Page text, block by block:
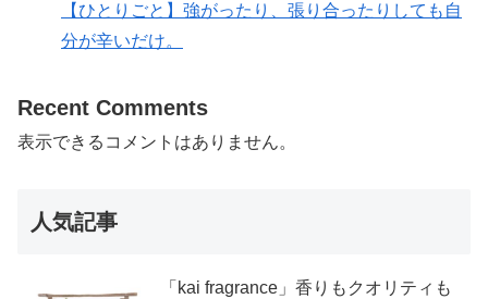
【ひとりごと】強がったり、張り合ったりしても自
分が辛いだけ。
Recent Comments
表示できるコメントはありません。
人気記事
「kai fragrance」香りもクオリティも